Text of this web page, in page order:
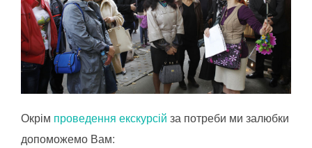
Окрім проведення екскурсій за потреби ми залюбки
допоможемо Вам: